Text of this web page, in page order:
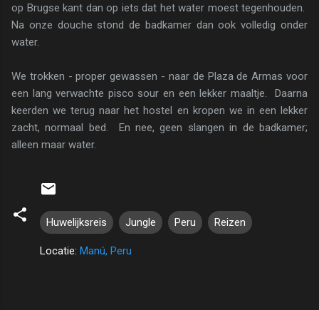
op Brugse kant dan op iets dat het water moest tegenhouden.
Na onze douche stond de badkamer dan ook volledig onder
water.
We trokken - proper gewassen - naar de Plaza de Armas voor
een lang verwachte pisco sour en een lekker maaltje. Daarna
keerden we terug naar het hostel en kropen we in een lekker
zacht, normaal bed. En nee, geen slangen in de badkamer;
alleen maar water.
Huwelijksreis Jungle Peru Reizen
Locatie: Manú, Peru